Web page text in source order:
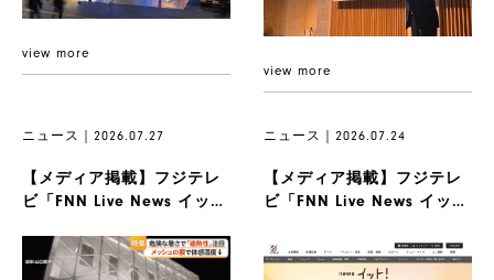
view more
view more
ニュース｜2026.07.27
【メディア掲載】フジテレ
ビ「FNN Live News イッ
ニュース｜2026.07.24
【メディア掲載】フジテレ
ビ「FNN Live News イッ